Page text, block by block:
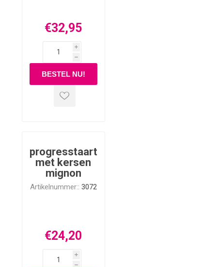
€32,95
i
h
progresstaart
met kersen
mignon
Artikelnummer:: 3072
€24,20
i
h